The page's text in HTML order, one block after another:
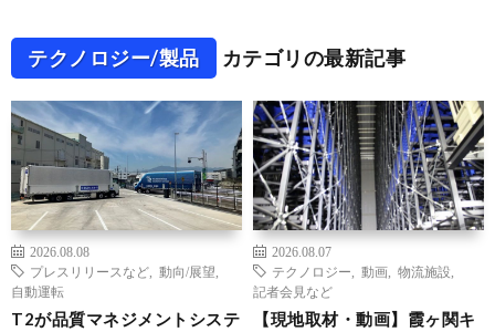
テクノロジー/製品 カテゴリの最新記事
2026.08.08
プレスリリースなど
動向/展望
自動運転
T2が品質マネジメントシステ
2026.08.07
テクノロジー
動画 物流施設
記者会見など
【現地取材・動画】霞ヶ関キ